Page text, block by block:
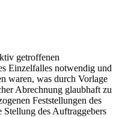
getroffenen
Einzelfalles notwendig und
waren, was durch Vorlage
Abrechnung glaubhaft zu
Feststellungen des
Stellung des Auftraggebers